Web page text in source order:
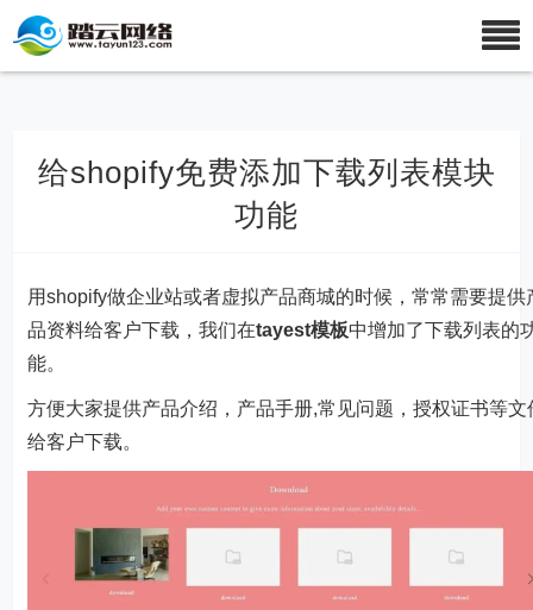
给shopify免费添加下载列表模块
功能
用shopify做企业站或者虚拟产品商城的时候，常常需要提供
品资料给客户下载，我们在tayest模板中增加了下载列表的
能。
方便大家提供产品介绍，产品手册,常见问题，授权证书等文
给客户下载。